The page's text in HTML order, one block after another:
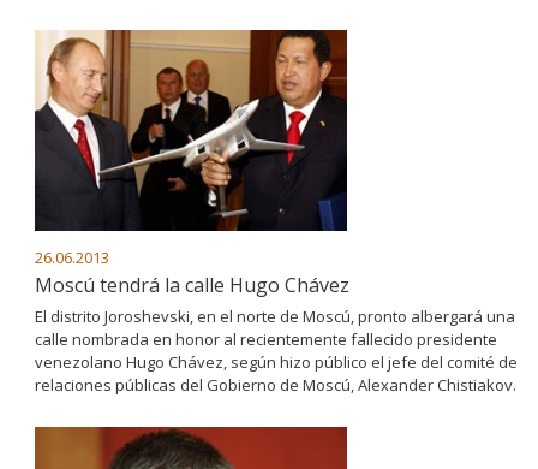
26.06.2013
Moscú tendrá la calle Hugo Chávez
El distrito Joroshevski, en el norte de Moscú, pronto albergará una
calle nombrada en honor al recientemente fallecido presidente
venezolano Hugo Chávez, según hizo público el jefe del comité de
relaciones públicas del Gobierno de Moscú, Alexander Chistiakov.